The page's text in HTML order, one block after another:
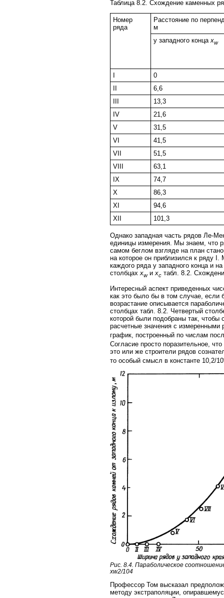
Таблица 8.2. Схождение каменных
Номер
ряда
Расстояние по
м
у западного концаxw
0
6,6
13,3
IV
21,6
V
31,5
VI
41,5
VII
51,5
VIII
63,1
IX
74,7
X
86,3
XI
94,6
XII
101,3
Однако западная часть рядов Ле-
единицы измерения. Мы знаем, что
самом беглом взгляде на план
на которое он приблизился к ряду
каждого ряда у западного конца и
столбцахxwиxc табл. 8.2.
Интересный аспект приведенных
как это было бы в том случае, если
возрастание описывается
столбцах табл. 8.2. Четвертый
которой были подобраны так,
расчетные значения с
график, построенный по числам
Согласие просто поразительное,
это или же строители рядов
то особый смысл в константе 10,2/10
Рис. 8.4. Параболическое
хw2/104
Профессор Том высказал
методу экстраполяции,